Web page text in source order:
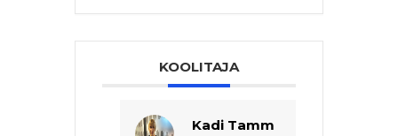
KOOLITAJA
Kadi Tamm